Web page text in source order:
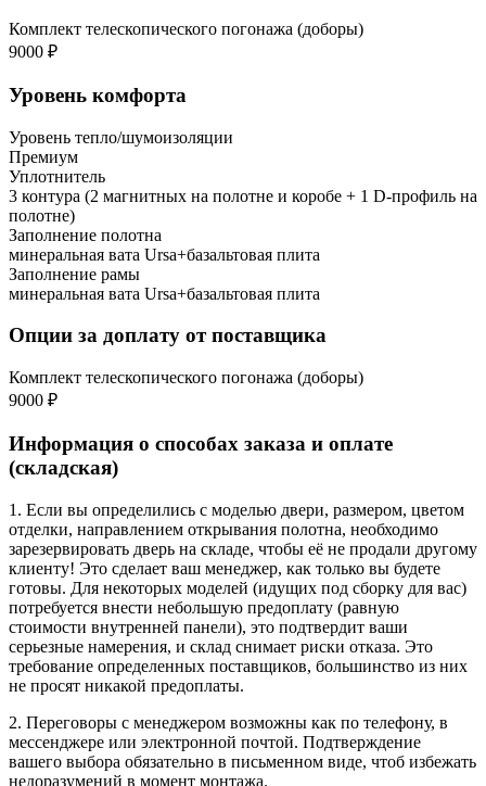
Комплект телескопического погонажа (доборы)
9000 ₽
Уровень комфорта
Уровень тепло/шумоизоляции
Премиум
Уплотнитель
3 контура (2 магнитных на полотне и коробе + 1 D-профиль на
полотне)
Заполнение полотна
минеральная вата Ursa+базальтовая плита
Заполнение рамы
минеральная вата Ursa+базальтовая плита
Опции за доплату от поставщика
Комплект телескопического погонажа (доборы)
9000 ₽
Информация о способах заказа и оплате
(складская)
1. Если вы определились с моделью двери, размером, цветом
отделки, направлением открывания полотна, необходимо
зарезервировать дверь на складе, чтобы её не продали другому
клиенту! Это сделает ваш менеджер, как только вы будете
готовы. Для некоторых моделей (идущих под сборку для вас)
потребуется внести небольшую предоплату (равную
стоимости внутренней панели), это подтвердит ваши
серьезные намерения, и склад снимает риски отказа. Это
требование определенных поставщиков, большинство из них
не просят никакой предоплаты.
2. Переговоры с менеджером возможны как по телефону, в
мессенджере или электронной почтой. Подтверждение
вашего выбора обязательно в письменном виде, чтоб избежать
недоразумений в момент монтажа.